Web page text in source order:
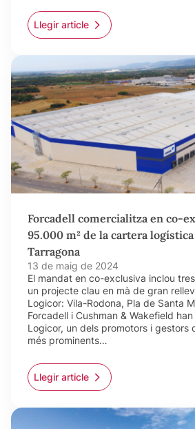
Llegir article
Forcadell comercialitza en co-
95.000 m² de la cartera
Tarragona
13 de maig de 2024
El mandat en co-exclusiva inclou
un projecte clau en mà de gran
Logicor: Vila-Rodona, Pla de Santa
Forcadell i Cushman & Wakefield
Logicor, un dels promotors i gestors
més prominents…
Llegir article